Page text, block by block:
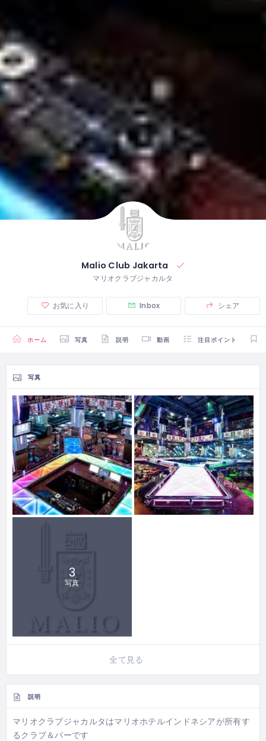
Malio Club Jakarta
マリオクラブジャカルタ
お気に入り Inbox シェア
ホーム 写真 説明 動画 注目ポイント
写真
3
写真
全て見る
説明
マリオクラブジャカルタはマリオホテルインドネシアが所有す
るクラブ＆バーです